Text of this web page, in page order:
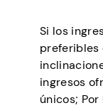
Si los
preferibles
ingresos
únicos;